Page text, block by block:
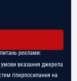
реклами:
умови вказання джерела
гіперпосилання на